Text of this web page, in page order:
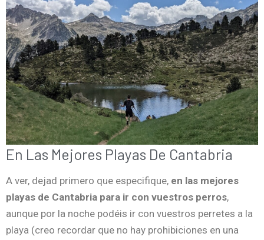
En Las Mejores Playas De Cantabria
A ver, dejad primero que especifique, en las mejores
playas de Cantabria para ir con vuestros perros,
aunque por la noche podéis ir con vuestros perretes a la
playa (creo recordar que no hay prohibiciones en una